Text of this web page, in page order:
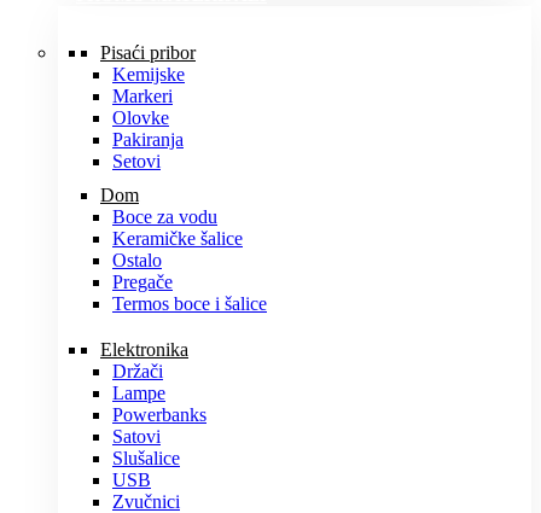
Pisaći pribor
Kemijske
Markeri
Olovke
Pakiranja
Setovi
Dom
Boce za vodu
Keramičke šalice
Ostalo
Pregače
Termos boce i šalice
Elektronika
Držači
Lampe
Powerbanks
Satovi
Slušalice
USB
Zvučnici